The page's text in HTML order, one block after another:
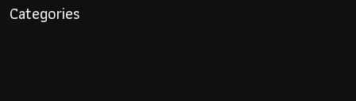
Categories